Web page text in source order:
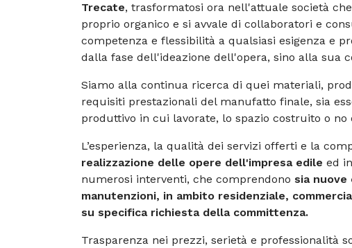
Trecate, trasformatosi ora nell'attuale società
proprio organico e si avvale di collaboratori e
competenza e flessibilità a qualsiasi esigenza e
dalla fase dell'ideazione dell'opera, sino alla sua
Siamo alla continua ricerca di quei materiali,
requisiti prestazionali del manufatto finale, sia
produttivo in cui lavorate, lo spazio costruito o
L’esperienza, la qualità dei servizi offerti e la
realizzazione delle opere dell'impresa edile ed
numerosi interventi, che comprendono sia
manutenzioni, in ambito residenziale,
su specifica richiesta della committenza.
Trasparenza nei prezzi, serietà e professionalità